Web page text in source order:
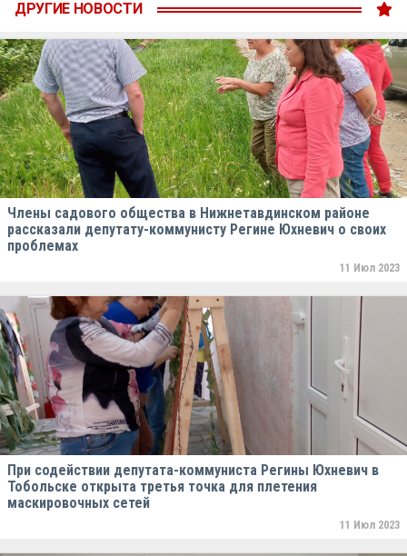
ДРУГИЕ НОВОСТИ
Члены садового общества в Нижнетавдинском районе
рассказали депутату-коммунисту Регине Юхневич о своих
проблемах
11 Июл 2023
При содействии депутата-коммуниста Регины Юхневич в
Тобольске открыта третья точка для плетения
маскировочных сетей
11 Июл 2023